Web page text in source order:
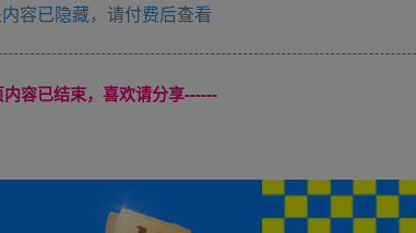
容已隐藏，请付费后查看
容已结束，喜欢请分享------